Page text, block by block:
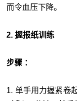
而令血压下降。
2. 握报纸训练
步骤 ：
1. 单手用力握紧卷